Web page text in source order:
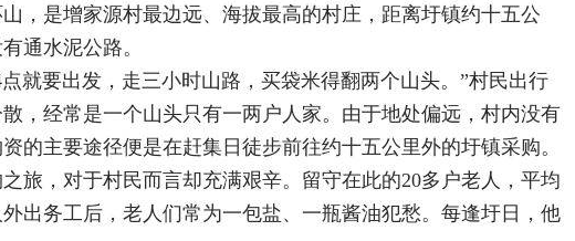
主要途径便是在赶集日徒步前往约十五公里外的圩镇采购。
于村民而言却充满艰辛。留守在此的20多户老人，平均
务工后，老人们常为一包盐、一瓶酱油犯愁。每逢圩日，他
学，龚秋霞夫妻两人便商量到镇上租房居住。然而，她始终
邻居捎带生活用品，看着老人托人捎货时小心翼翼的眼